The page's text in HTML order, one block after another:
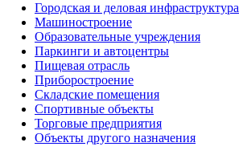
Городская и деловая инфраструктура
Машиностроение
Образовательные учреждения
Паркинги и автоцентры
Пищевая отрасль
Приборостроение
Складские помещения
Спортивные объекты
Торговые предприятия
Объекты другого назначения